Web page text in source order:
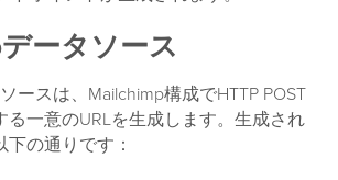
ータソース
ースは、Mailchimp構成でHTTP POST
る一意のURLを生成します。生成され
下の通りです：